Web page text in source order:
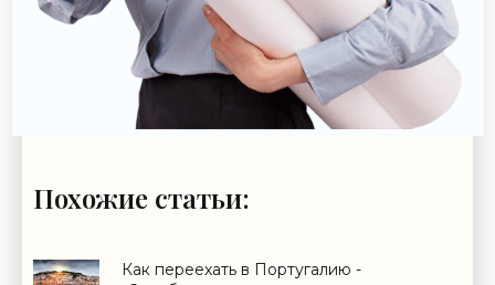
Похожие статьи:
Как переехать в Португалию -